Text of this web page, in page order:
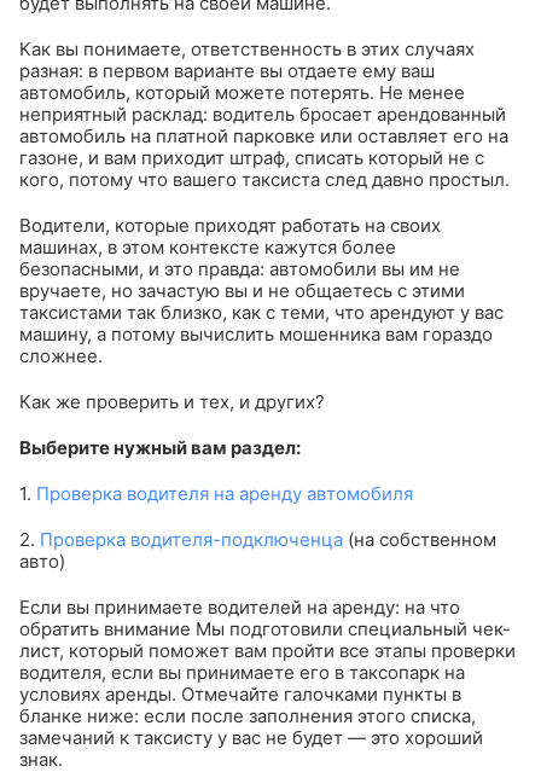
Как вы понимаете, ответственность в этих случаях
разная: в первом варианте вы отдаете ему ваш
автомобиль, который можете потерять. Не менее
неприятный расклад: водитель бросает арендованный
автомобиль на платной парковке или оставляет его на
газоне, и вам приходит штраф, списать который не с
кого, потому что вашего таксиста след давно простыл.
Водители, которые приходят работать на своих
машинах, в этом контексте кажутся более
безопасными, и это правда: автомобили вы им не
вручаете, но зачастую вы и не общаетесь с этими
таксистами так близко, как с теми, что арендуют у вас
машину, а потому вычислить мошенника вам гораздо
сложнее.
Как же проверить и тех, и других?
Выберите нужный вам раздел:
1. Проверка водителя на аренду автомобиля
2. Проверка водителя-подключенца (на собственном
авто)
Если вы принимаете водителей на аренду: на что
обратить внимание Мы подготовили специальный чек-
лист, который поможет вам пройти все этапы проверки
водителя, если вы принимаете его в таксопарк на
условиях аренды. Отмечайте галочками пункты в
бланке ниже: если после заполнения этого списка,
замечаний к таксисту у вас не будет — это хороший
знак.